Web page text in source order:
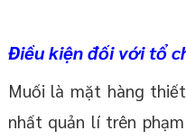
Điều kiện đối với tổ
Muối là mặt hàng
nhất quản lí trên